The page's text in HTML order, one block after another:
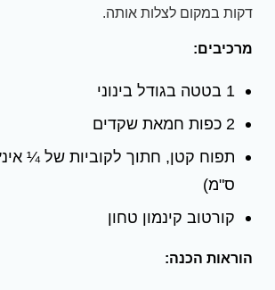
דקות במקום לצלות אותה.
מרכיבים:
1 בטטה בגודל בינוני
2 כפות חמאת שקדים
ס"מ)
קורטוב קינמון טחון
הוראות הכנה: